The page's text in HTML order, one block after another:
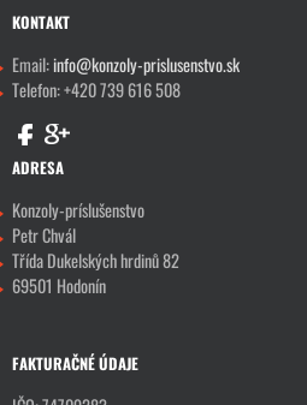
KONTAKT
Email:info@konzoly-prislusenstvo.sk
Telefon: +420 739 616 508
ADRESA
Konzoly-príslušenstvo
Petr Chvál
Třída Dukelských hrdinů 82
69501 Hodonín
FAKTURAČNÉ ÚDAJE